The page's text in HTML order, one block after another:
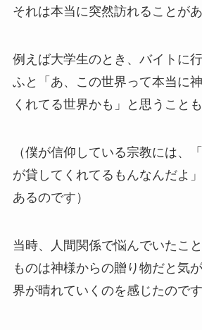
それは本当に突然訪れることがあ
例えば大学生のとき、バイトに
ふと「あ、この世界って本当に
くれてる世界かも」と思うこと
（僕が信仰している宗教には、
が貸してくれてるもんなんだよ
あるのです）
当時、人間関係で悩んでいたこ
ものは神様からの贈り物だと気
界が晴れていくのを感じたのです